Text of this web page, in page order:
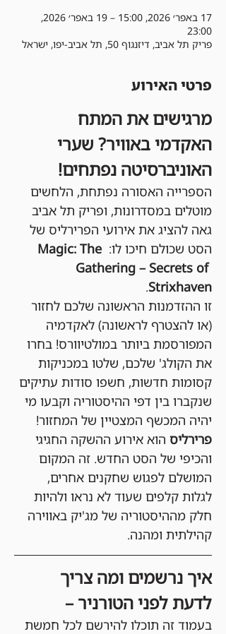
17 באפר׳ 2026, 15:00 – 19 באפר׳ 2026,
23:00
פריק תל אביב, דיזנגוף 50, תל אביב-יפו, ישראל
פרטי האירוע
מרגישים את המתח
האקדמי באוויר? שערי
האוניברסיטה נפתחים!
הספרייה האסורה נפתחת, הלחשים
מוטלים במסדרונות, ופריק תל אביב
גאה להציג את אירועי הפרירליס של
הסט שכולם חיכו לו: Magic: The
Gathering – Secrets of
Strixhaven
.
זו ההזדמנות הראשונה שלכם לחזור
(או להצטרף לראשונה) לאקדמיה
המפורסמת ביותר במולטיוורס! בחרו
את הקולג' שלכם, שלטו במכניקות
קסומות חדשות, חשפו סודות עתיקים
שנקברו בין דפי ההיסטוריה וקבעו מי
יהיה המכשף המצטיין של המחזור!
פרירליס הוא אירוע ההשקה החגיגי
והכיפי של הסט החדש. זה המקום
המושלם לפגוש שחקנים אחרים,
לגלות קלפים שעוד לא נראו ולהיות
חלק מההיסטוריה של מג'יק באווירה
קהילתית ומהנה.
איך נרשמים ומה צריך
לדעת לפני הטורניר –
בעמוד זה תוכלו להירשם לכל חמשת